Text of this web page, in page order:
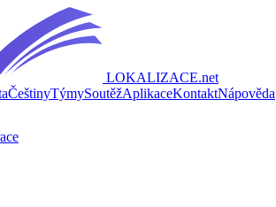
LOKALIZACE.net
ČeštinyTýmySoutěžAplikaceKontaktNápověda